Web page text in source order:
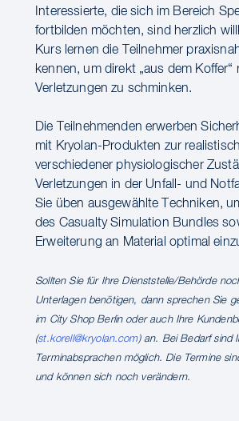
Interessierte, die sich im Bereich
fortbilden möchten, sind herzlich
Kurs lernen die Teilnehmer
kennen, um direkt „aus dem Koffer“
Verletzungen zu schminken.
Die Teilnehmenden erwerben
mit Kryolan-Produkten zur
verschiedener physiologischer
Verletzungen in der Unfall- und
Sie üben ausgewählte Techniken,
des Casualty Simulation Bundles
Erweiterung an Material optimal
Sollten Sie für Ihre Dienststelle/Behörde
Unterlagen benötigen, dann sprechen Sie
im City Shop Berlin oder auch Ihre
(st.korell@kryolan.com) an. Bei Bedarf sind
Terminabsprachen möglich. Die Termine
und können sich noch verändern.